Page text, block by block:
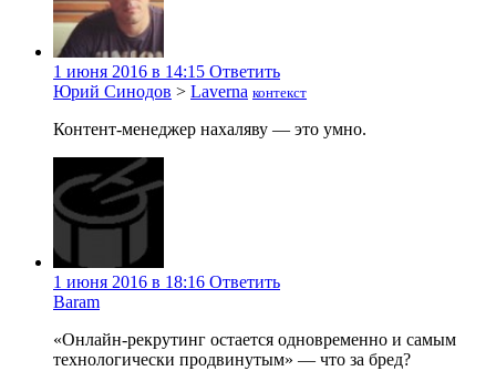
1 июня 2016 в 14:15 Ответить
Юрий Синодов > Laverna контекст
Контент-менеджер нахаляву — это умно.
1 июня 2016 в 18:16 Ответить
Baram
«Онлайн-рекрутинг остается одновременно и самым
технологически продвинутым» — что за бред?